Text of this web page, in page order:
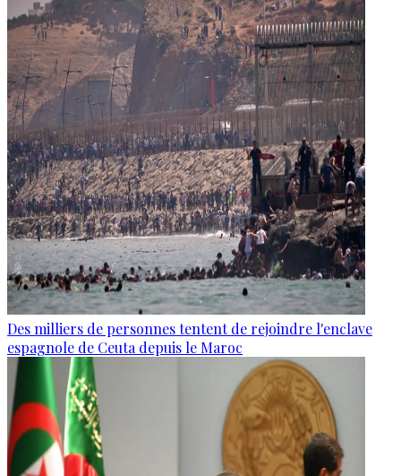
Des milliers de personnes tentent de rejoindre l'enclave
espagnole de Ceuta depuis le Maroc